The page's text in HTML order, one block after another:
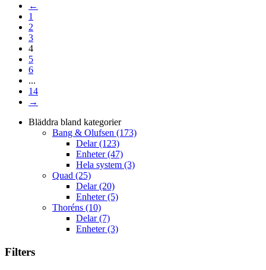
←
1
2
3
4
5
6
...
14
→
Bläddra bland kategorier
Bang & Olufsen (173)
Delar(123)
Enheter(47)
Hela system (3)
Quad (25)
Delar(20)
Enheter(5)
Thoréns (10)
Delar(7)
Enheter(3)
Filters